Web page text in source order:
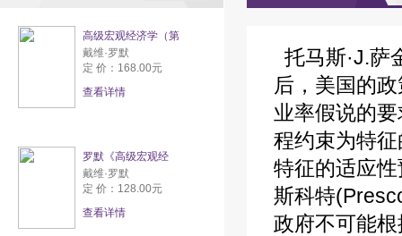
高级宏观经济学（第
戴维·罗默
定 价：168.00元
查看详情
罗默《高级宏观经
戴维·罗默
定 价：128.00元
查看详情
托马斯·J.萨
后，美国的
业率假说的
程约束为特
特征的适应
斯科特
政府不可能